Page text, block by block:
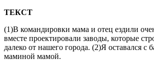
ТЕКСТ
(1)В командировки мама и отец ездили
вместе проектировали заводы, которые
далеко от нашего города. (2)Я оставался с
маминой мамой.